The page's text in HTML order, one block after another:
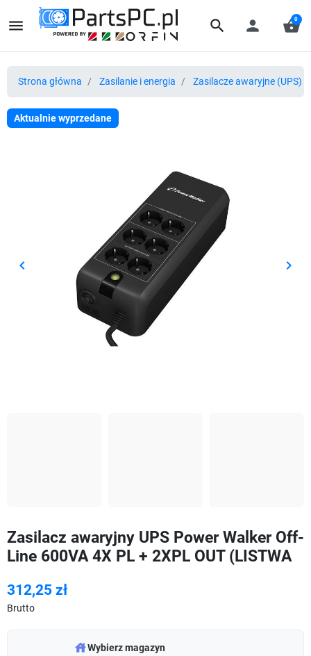
menu search person shopping_basket
0
Strona główna Zasilanie i energia Zasilacze awaryjne (UPS) i
Aktualnie wyprzedane
Poprzedni
keyboard_arrow_left keyboard_arrow_right
Zasilacz awaryjny UPS Power Walker Off-
Line 600VA 4X PL + 2XPL OUT (LISTWA
312,25 zł
Brutto
warehouseWybierz magazyn